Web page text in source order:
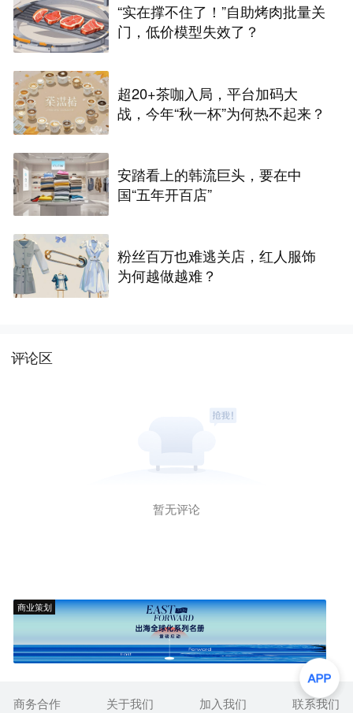
“实在撑不住了！”自助烤肉批量关
门，低价模型失效了？
超20+茶咖入局，平台加码大
战，今年“秋一杯”为何热不起来？
安踏看上的韩流巨头，要在中
国“五年开百店”
粉丝百万也难逃关店，红人服饰
为何越做越难？
评论区
暂无评论
商业策划
商务合作 关于我们 加入我们 联系我们